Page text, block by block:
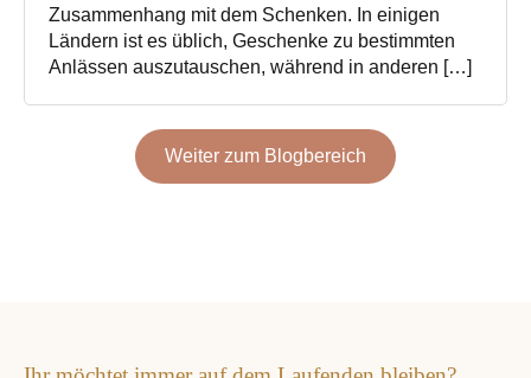
Zusammenhang mit dem Schenken. In einigen
Ländern ist es üblich, Geschenke zu bestimmten
Anlässen auszutauschen, während in anderen […]
Weiter zum Blogbereich